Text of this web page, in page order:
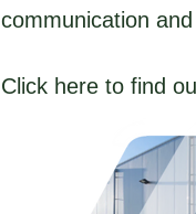
communication
Click here to find